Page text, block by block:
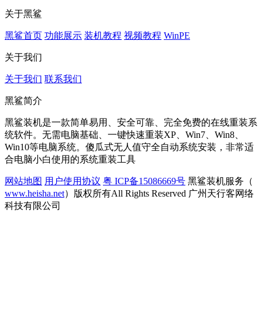
关于黑鲨
黑鲨首页 功能展示 装机教程 视频教程 WinPE
关于我们
关于我们 联系我们
黑鲨简介
黑鲨装机是一款简单易用、安全可靠、完全免费的在线重装系
统软件。无需电脑基础、一键快速重装XP、Win7、Win8、
Win10等电脑系统。傻瓜式无人值守全自动系统安装，非常适
合电脑小白使用的系统重装工具
网站地图 用户使用协议 粤 ICP备15086669号 黑鲨装机服务（
www.heisha.net）版权所有All Rights Reserved 广州天行客网络
科技有限公司